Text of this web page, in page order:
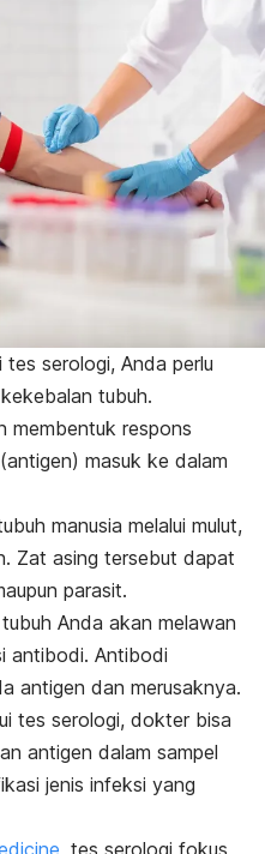
serologi, Anda perlu
tubuh.
membentuk respons
masuk ke dalam
manusia melalui mulut,
Zat asing tersebut dapat
parasit.
Anda akan melawan
antibodi. Antibodi
antigen dan merusaknya.
tes serologi, dokter bisa
antigen dalam sampel
jenis infeksi yang